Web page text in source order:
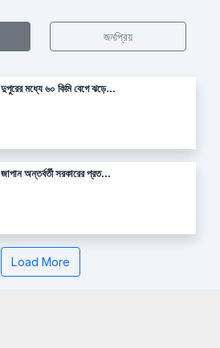
জনপ্রিয়
দুপুরের মধ্যে ৬০ কিমি বেগে ঝড়ে...
জাপান অন্তর্বর্তী সরকারের প্রত...
Load More